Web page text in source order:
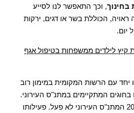
בחינוך, וכך התאפשר לנו לסייע
הכוללת בשר או דגים, ירקות
יום.
קיץ לילדים ממשפחות בטיפול אגף
עם הרשות המקומית במימון רוב
המתקיימים במתנ"ס העירוני.
ברבעון הראשון של שנת 2024 המתנ"ס העירוני לא פעל. פעילותו